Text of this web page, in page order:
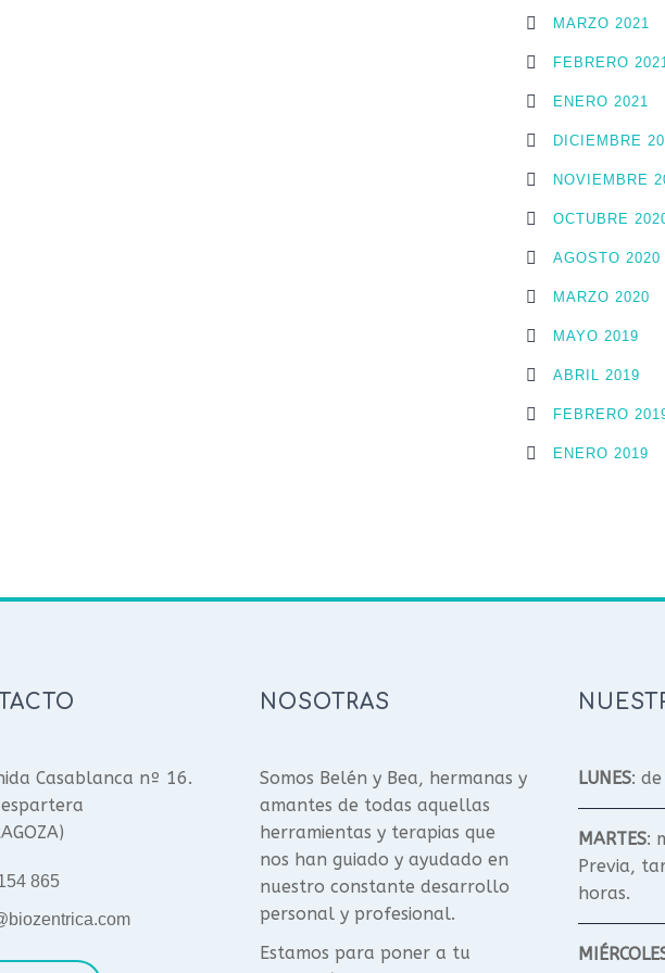
MARZO 2021
FEBRERO
ENERO 2021
DICIEMBRE
NOVIEMBRE
OCTUBRE
AGOSTO 2020
MARZO 2020
MAYO 2019
ABRIL 2019
FEBRERO
ENERO 2019
Casablanca nº 16.
865
NOSOTRAS
Somos Belén y Bea, hermanas y
amantes de todas aquellas
herramientas y terapias que
nos han guiado y ayudado en
nuestro constante desarrollo
personal y profesional.
Estamos para poner a tu
LUNES:
MARTES:
Previa,
horas.